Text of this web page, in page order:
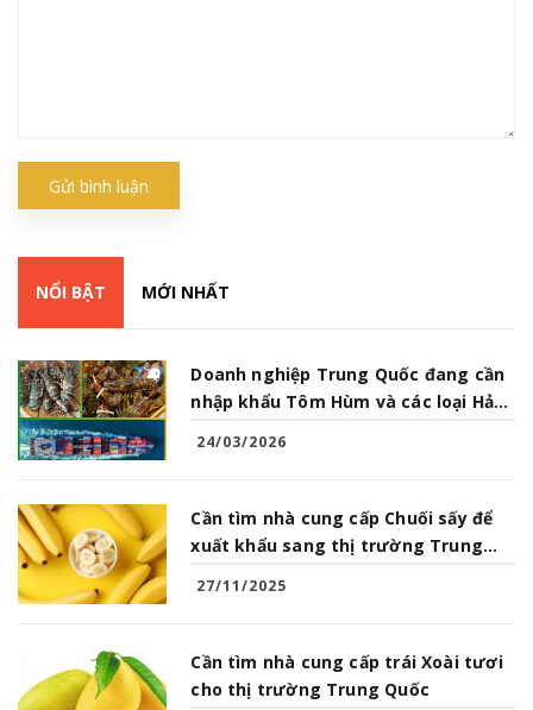
Gửi bình luận
NỔI BẬT MỚI NHẤT
Doanh nghiệp Trung Quốc đang cần
nhập khẩu Tôm Hùm và các loại Hải
24/03/2026
Cần tìm nhà cung cấp Chuối sấy để
xuất khẩu sang thị trường Trung
27/11/2025
Cần tìm nhà cung cấp trái Xoài tươi
cho thị trường Trung Quốc